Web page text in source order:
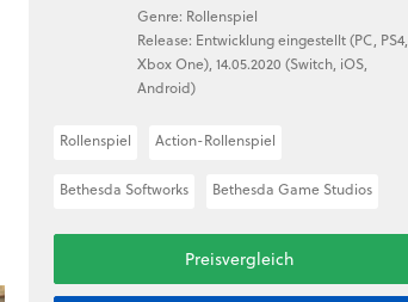
Genre: Rollenspiel
Release: Entwicklung eingestellt (PC, PS4,
Xbox One), 14.05.2020 (Switch, iOS,
Android)
Rollenspiel Action-Rollenspiel
Bethesda Softworks Bethesda Game Studios
Preisvergleich